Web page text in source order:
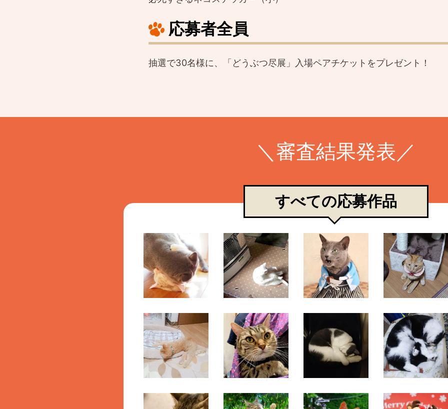
応募者全員
抽選で30名様に、「どうぶつ尽展」入場ペアチケットをプレゼント！
＼審査結果発表／
すべての応募作品